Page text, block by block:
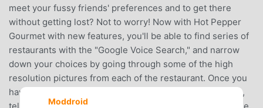
meet your fussy friends' preferences and to get there
without getting lost? Not to worry! Now with Hot Pepper
Gourmet with new features, you'll be able to find series of
restaurants with the "Google Voice Search," and narrow
down your choices by going through some of the high
resolution pictures from each of the restaurant. Once you
have picked the perfect restaurant that suits your needs,
Moddroid